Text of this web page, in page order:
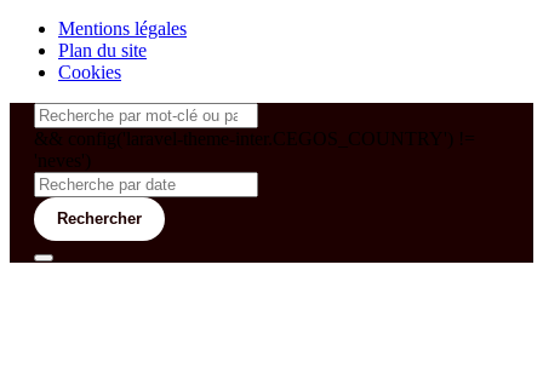
Mentions légales
Plan du site
Cookies
&& config('laravel-theme-inter.CEGOS_COUNTRY') !=
'neves')
Rechercher